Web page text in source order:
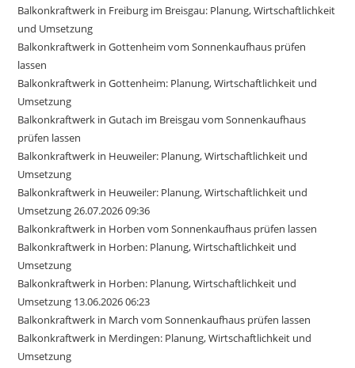
Balkonkraftwerk in Freiburg im Breisgau: Planung, Wirtschaftlichkeit
und Umsetzung
Balkonkraftwerk in Gottenheim vom Sonnenkaufhaus prüfen
lassen
Balkonkraftwerk in Gottenheim: Planung, Wirtschaftlichkeit und
Umsetzung
Balkonkraftwerk in Gutach im Breisgau vom Sonnenkaufhaus
prüfen lassen
Balkonkraftwerk in Heuweiler: Planung, Wirtschaftlichkeit und
Umsetzung
Balkonkraftwerk in Heuweiler: Planung, Wirtschaftlichkeit und
Umsetzung 26.07.2026 09:36
Balkonkraftwerk in Horben vom Sonnenkaufhaus prüfen lassen
Balkonkraftwerk in Horben: Planung, Wirtschaftlichkeit und
Umsetzung
Balkonkraftwerk in Horben: Planung, Wirtschaftlichkeit und
Umsetzung 13.06.2026 06:23
Balkonkraftwerk in March vom Sonnenkaufhaus prüfen lassen
Balkonkraftwerk in Merdingen: Planung, Wirtschaftlichkeit und
Umsetzung